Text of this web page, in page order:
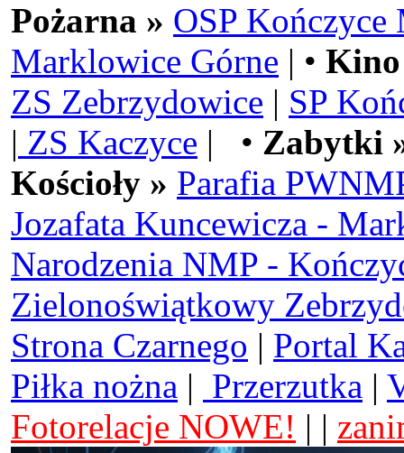
Pożarna » OSP Kończyce
Marklowice Górne | •
ZS Zebrzydowice | SP
| ZS Kaczyce | • Zabytki
Kościoły » Parafia
Jozafata Kuncewicza -
Narodzenia NMP -
Zielonoświątkowy
Strona Czarnego | Portal
Piłka nożna | Przerzutka |
Fotorelacje NOWE! | |